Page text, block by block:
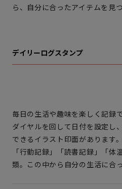
ら、自分に合ったアイテムを見
デイリーログスタンプ
毎日の生活や趣味を楽しく記録
ダイヤルを回して日付を設定し
できるイラスト印面があります
「行動記録」「読書記録」「体
類。この中から自分の生活に合